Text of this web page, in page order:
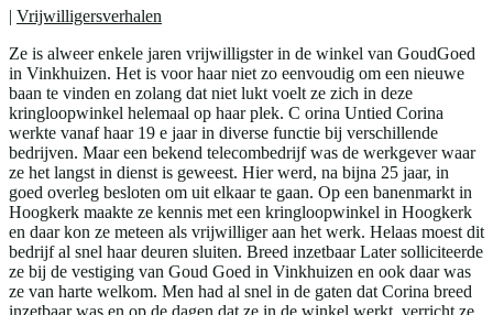
| Vrijwilligersverhalen
Ze is alweer enkele jaren vrijwilligster in de winkel van GoudGoed
in Vinkhuizen. Het is voor haar niet zo eenvoudig om een nieuwe
baan te vinden en zolang dat niet lukt voelt ze zich in deze
kringloopwinkel helemaal op haar plek. C orina Untied Corina
werkte vanaf haar 19 e jaar in diverse functie bij verschillende
bedrijven. Maar een bekend telecombedrijf was de werkgever waar
ze het langst in dienst is geweest. Hier werd, na bijna 25 jaar, in
goed overleg besloten om uit elkaar te gaan. Op een banenmarkt in
Hoogkerk maakte ze kennis met een kringloopwinkel in Hoogkerk
en daar kon ze meteen als vrijwilliger aan het werk. Helaas moest dit
bedrijf al snel haar deuren sluiten. Breed inzetbaar Later solliciteerde
ze bij de vestiging van Goud Goed in Vinkhuizen en ook daar was
ze van harte welkom. Men had al snel in de gaten dat Corina breed
inzetbaar was en op de dagen dat ze in de winkel werkt, verricht ze